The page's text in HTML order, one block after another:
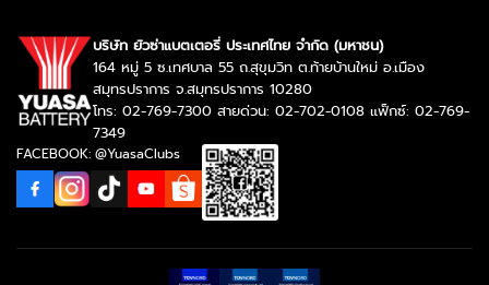
บริษัท ยัวซ่าแบตเตอรี่ ประเทศไทย จำกัด (มหาชน)
164 หมู่ 5 ซ.เทศบาล 55 ถ.สุขุมวิท ต.ท้ายบ้านใหม่ อ.เมือง
สมุทรปราการ จ.สมุทรปราการ 10280
โทร: 02-769-7300 สายด่วน: 02-702-0108 แฟ็กซ์: 02-769-
7349
FACEBOOK: @YuasaClubs